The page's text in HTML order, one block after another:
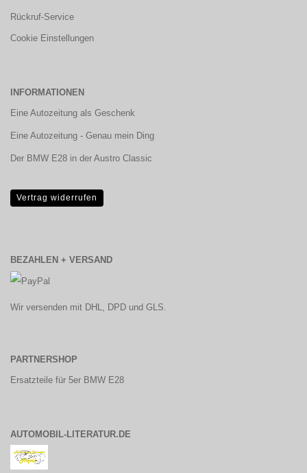
Rückruf-Service
Cookie Einstellungen
INFORMATIONEN
Eine Autozeitung als Geschenk
Eine Autozeitung - Genau mein Ding
Der BMW E28 in der Austro Classic
Vertrag widerrufen
BEZAHLEN + VERSAND
Wir versenden mit DHL, DPD und GLS.
PARTNERSHOP
Ersatzteile für 5er BMW E28
AUTOMOBIL-LITERATUR.DE